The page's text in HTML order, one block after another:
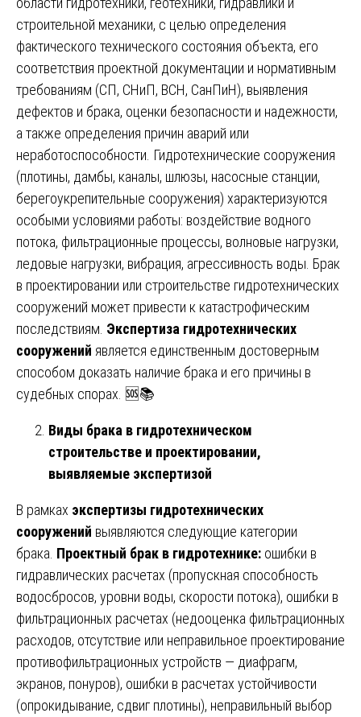
строительной механики, с целью определения
фактического технического состояния объекта, его
соответствия проектной документации и нормативным
требованиям (СП, СНиП, ВСН, СанПиН), выявления
дефектов и брака, оценки безопасности и надежности,
а также определения причин аварий или
неработоспособности. Гидротехнические сооружения
(плотины, дамбы, каналы, шлюзы, насосные станции,
берегоукрепительные сооружения) характеризуются
особыми условиями работы: воздействие водного
потока, фильтрационные процессы, волновые нагрузки,
ледовые нагрузки, вибрация, агрессивность воды. Брак
в проектировании или строительстве гидротехнических
сооружений может привести к катастрофическим
последствиям. Экспертиза гидротехнических
сооружений является единственным достоверным
способом доказать наличие брака и его причины в
судебных спорах. 🆘📚
Виды брака в гидротехническом
строительстве и проектировании,
выявляемые экспертизой
В рамках экспертизы гидротехнических
сооружений выявляются следующие категории
брака. Проектный брак в гидротехнике: ошибки в
гидравлических расчетах (пропускная способность
водосбросов, уровни воды, скорости потока), ошибки в
фильтрационных расчетах (недооценка фильтрационных
расходов, отсутствие или неправильное проектирование
противофильтрационных устройств — диафрагм,
экранов, понуров), ошибки в расчетах устойчивости
(опрокидывание, сдвиг плотины), неправильный выбор